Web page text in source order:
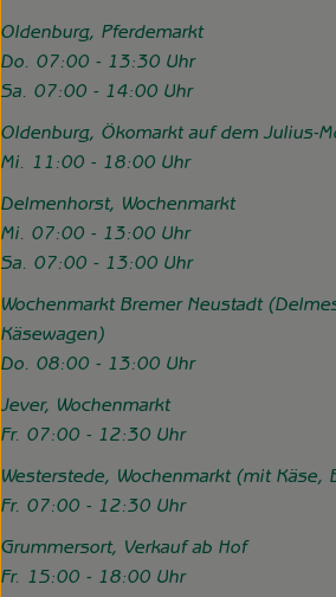
Oldenburg, Pferdemarkt
Do. 07:00 - 13:30 Uhr
Sa. 07:00 - 14:00 Uhr
Oldenburg, Ökomarkt auf dem Julius-
Mi. 11:00 - 18:00 Uhr
Delmenhorst, Wochenmarkt
Mi. 07:00 - 13:00 Uhr
Sa. 07:00 - 13:00 Uhr
Wochenmarkt Bremer Neustadt
Käsewagen)
Do. 08:00 - 13:00 Uhr
Jever, Wochenmarkt
Fr. 07:00 - 12:30 Uhr
Westerstede, Wochenmarkt (mit Käse,
Fr. 07:00 - 12:30 Uhr
Grummersort, Verkauf ab Hof
Fr. 15:00 - 18:00 Uhr